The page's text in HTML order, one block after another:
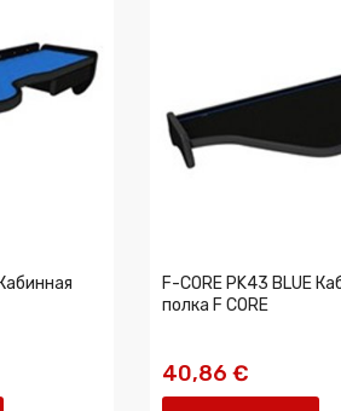
F-CORE PK43 BLUE
полка F CORE
40,86 €